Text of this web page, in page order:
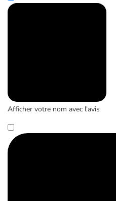
Afficher votre nom avec l'avis